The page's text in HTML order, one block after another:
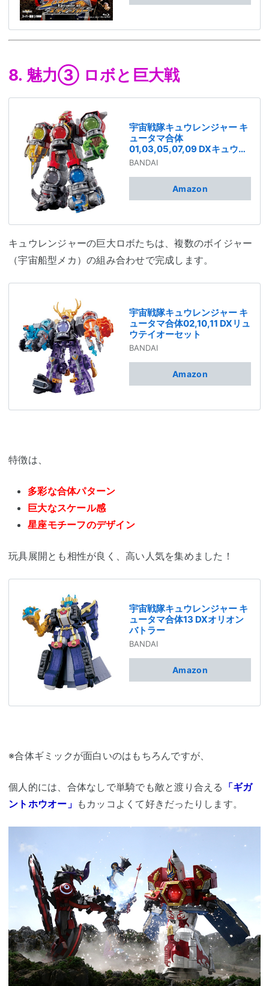
8. 魅力③ ロボと巨大戦
宇宙戦隊キュウレンジャー キ
ュータマ合体
01,03,05,07,09 DXキュウレ
ンオー
BANDAI
Amazon
キュウレンジャーの巨大ロボたちは、複数のボイジャー
（宇宙船型メカ）の組み合わせで完成します。
宇宙戦隊キュウレンジャー キ
ュータマ合体02,10,11 DXリュ
ウテイオーセット
BANDAI
Amazon
特徴は、
多彩な合体パターン
巨大なスケール感
星座モチーフのデザイン
玩具展開とも相性が良く、高い人気を集めました！
宇宙戦隊キュウレンジャー キ
ュータマ合体13 DXオリオン
バトラー
BANDAI
Amazon
※合体ギミックが面白いのはもちろんですが、
個人的には、合体なしで単騎でも敵と渡り合える 「ギガ
ントホウオー」 もカッコよくて好きだったりします。